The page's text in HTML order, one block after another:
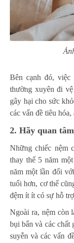
Bên cạnh đó,
thường xuyên đi
gây hại cho sức
các vấn đề tiêu
2. Hãy quan
Những chiếc nệm
thay thế 5 năm
năm một lần đối
tuổi hơn, cơ thể
đệm ít ít có sự hỗ
Ngoài ra, nệm còn
bụi bẩn và các chất
suyễn và các vấn